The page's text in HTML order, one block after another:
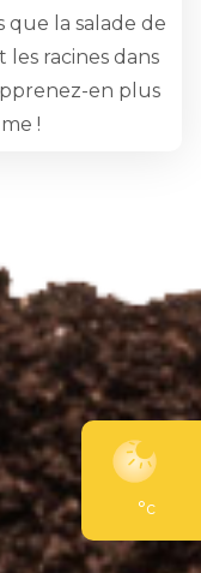
°c
que la salade de
les racines dans
en plus
!